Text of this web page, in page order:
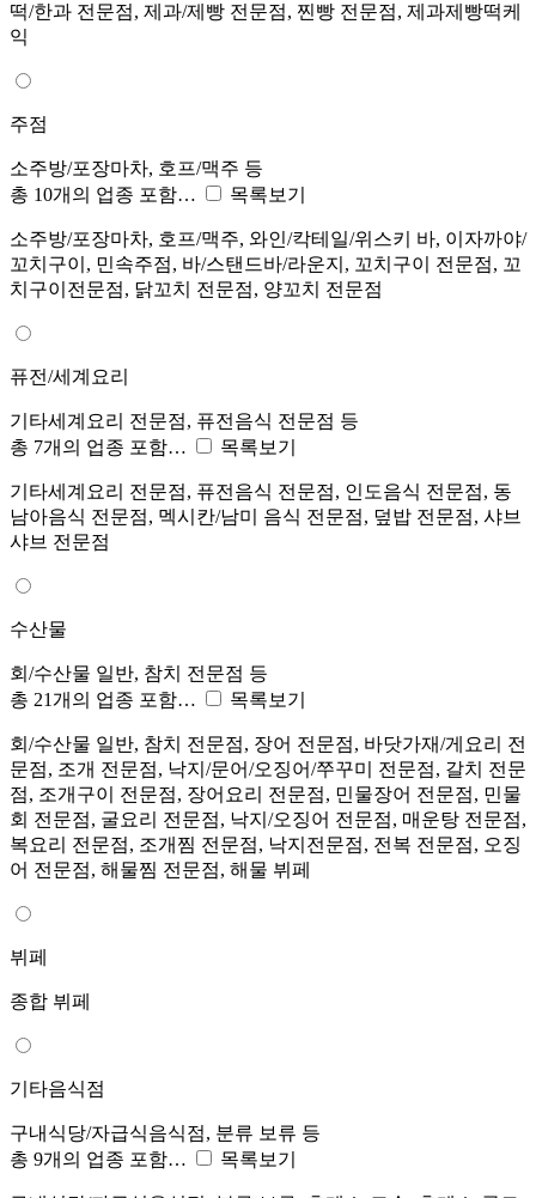
떡/한과 전문점, 제과/제빵 전문점, 찐빵 전문점, 제과제빵떡케
익
주점
소주방/포장마차, 호프/맥주 등
총 10개의 업종 포함…
목록보기
소주방/포장마차, 호프/맥주, 와인/칵테일/위스키 바, 이자까야/
꼬치구이, 민속주점, 바/스탠드바/라운지, 꼬치구이 전문점, 꼬
치구이전문점, 닭꼬치 전문점, 양꼬치 전문점
퓨전/세계요리
기타세계요리 전문점, 퓨전음식 전문점 등
총 7개의 업종 포함…
목록보기
기타세계요리 전문점, 퓨전음식 전문점, 인도음식 전문점, 동
남아음식 전문점, 멕시칸/남미 음식 전문점, 덮밥 전문점, 샤브
샤브 전문점
수산물
회/수산물 일반, 참치 전문점 등
총 21개의 업종 포함…
목록보기
회/수산물 일반, 참치 전문점, 장어 전문점, 바닷가재/게요리 전
문점, 조개 전문점, 낙지/문어/오징어/쭈꾸미 전문점, 갈치 전문
점, 조개구이 전문점, 장어요리 전문점, 민물장어 전문점, 민물
회 전문점, 굴요리 전문점, 낙지/오징어 전문점, 매운탕 전문점,
복요리 전문점, 조개찜 전문점, 낙지전문점, 전복 전문점, 오징
어 전문점, 해물찜 전문점, 해물 뷔페
뷔페
종합 뷔페
기타음식점
구내식당/자급식음식점, 분류 보류 등
총 9개의 업종 포함…
목록보기